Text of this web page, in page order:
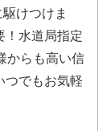
けつけま
！水道局指定
からも高い信
つでもお気軽